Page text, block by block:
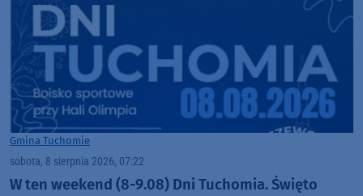
Gmina Tuchomie
sobota, 8 sierpnia 2026, 07:22
W ten weekend (8-9.08) Dni Tuchomia. Święto